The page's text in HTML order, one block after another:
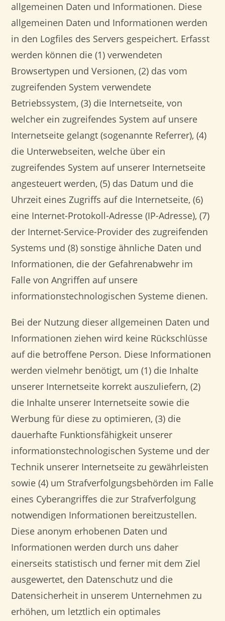
allgemeinen Daten und Informationen. Diese
allgemeinen Daten und Informationen werden
in den Logfiles des Servers gespeichert. Erfasst
werden können die (1) verwendeten
Browsertypen und Versionen, (2) das vom
zugreifenden System verwendete
Betriebssystem, (3) die Internetseite, von
welcher ein zugreifendes System auf unsere
Internetseite gelangt (sogenannte Referrer), (4)
die Unterwebseiten, welche über ein
zugreifendes System auf unserer Internetseite
angesteuert werden, (5) das Datum und die
Uhrzeit eines Zugriffs auf die Internetseite, (6)
eine Internet-Protokoll-Adresse (IP-Adresse), (7)
der Internet-Service-Provider des zugreifenden
Systems und (8) sonstige ähnliche Daten und
Informationen, die der Gefahrenabwehr im
Falle von Angriffen auf unsere
informationstechnologischen Systeme dienen.
Bei der Nutzung dieser allgemeinen Daten und
Informationen ziehen wird keine Rückschlüsse
auf die betroffene Person. Diese Informationen
werden vielmehr benötigt, um (1) die Inhalte
unserer Internetseite korrekt auszuliefern, (2)
die Inhalte unserer Internetseite sowie die
Werbung für diese zu optimieren, (3) die
dauerhafte Funktionsfähigkeit unserer
informationstechnologischen Systeme und der
Technik unserer Internetseite zu gewährleisten
sowie (4) um Strafverfolgungsbehörden im Falle
eines Cyberangriffes die zur Strafverfolgung
notwendigen Informationen bereitzustellen.
Diese anonym erhobenen Daten und
Informationen werden durch uns daher
einerseits statistisch und ferner mit dem Ziel
ausgewertet, den Datenschutz und die
Datensicherheit in unserem Unternehmen zu
erhöhen, um letztlich ein optimales